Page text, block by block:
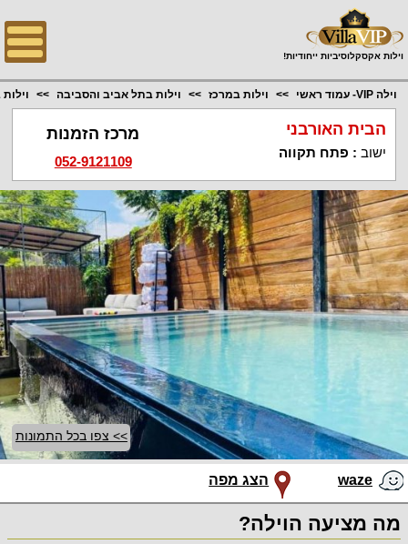
וילות אקסקלוסיביות ייחודיות!
וילה VIP- עמוד ראשי וילות במרכז וילות בתל אביב והסביבה
הבית האורבני
ישוב : פתח תקווה
מרכז הזמנות
052-9121109
>> צפו בכל התמונות
waze הצג מפה
מה מציעה הוילה?